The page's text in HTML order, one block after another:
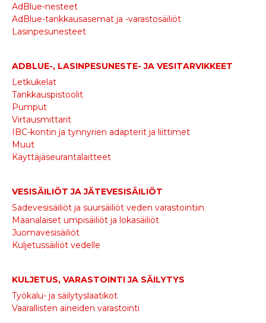
AdBlue-nesteet
AdBlue-tankkausasemat ja -varastosäiliöt
Lasinpesunesteet
ADBLUE-, LASINPESUNESTE- JA VESITARVIKKEET
Letkukelat
Tankkauspistoolit
Pumput
Virtausmittarit
IBC-kontin ja tynnyrien adapterit ja liittimet
Muut
Käyttäjäseurantalaitteet
VESISÄILIÖT JA JÄTEVESISÄILIÖT
Sadevesisäiliöt ja suursäiliöt veden varastointiin
Maanalaiset umpisäiliöt ja lokasäiliöt
Juomavesisäiliöt
Kuljetussäiliöt vedelle
KULJETUS, VARASTOINTI JA SÄILYTYS
Työkalu- ja säilytyslaatikot
Vaarallisten aineiden varastointi